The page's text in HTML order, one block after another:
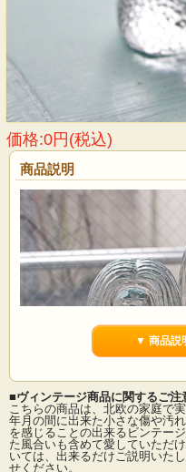
価格:0円(税込)
商品説明
スウェーデン、BERGDALA のヴィ
ルがモチーフになっているそうです
▼ 商品説
■ヴィンテージ商品に関するご注
こちらの商品は、北欧の家庭で
年月の間に出来た小さな傷や汚
を感じることの出来るビンテー
た風合いも含めて愛していただ
いては、出来るだけご説明いた
せください。